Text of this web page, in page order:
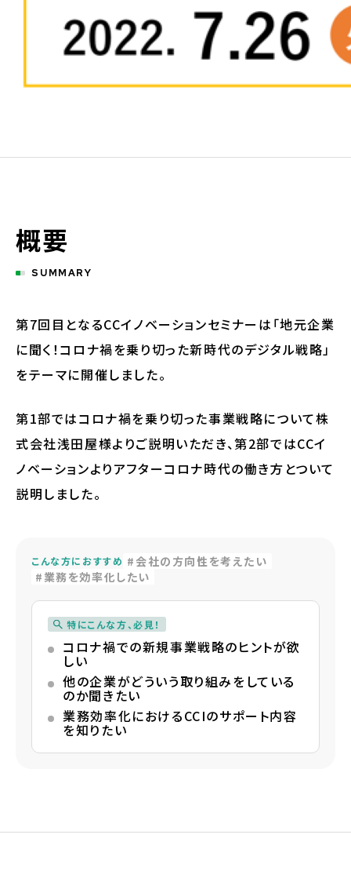
概要
SUMMARY
第7回目となるCCイノベーションセミナーは「地元企業
に聞く！コロナ禍を乗り切った新時代のデジタル戦略」
をテーマに開催しました。
第1部ではコロナ禍を乗り切った事業戦略について株
式会社浅田屋様よりご説明いただき、第2部ではCCイ
ノベーションよりアフターコロナ時代の働き方とついて
説明しました。
こんな方におすすめ
会社の方向性を考えたい
業務を効率化したい
特にこんな方、必見！
コロナ禍での新規事業戦略のヒントが欲
しい
他の企業がどういう取り組みをしている
のか聞きたい
業務効率化におけるCCIのサポート内容
を知りたい